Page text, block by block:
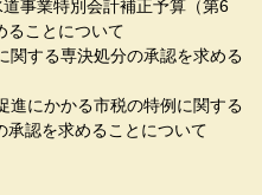
事業特別会計補正予算（第6
ることについて
する専決処分の承認を求める
にかかる市税の特例に関する
承認を求めることについて